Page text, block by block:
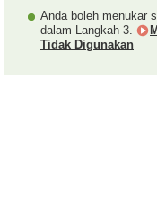
Anda boleh menukar
dalam Langkah 3.
Tidak Digunakan